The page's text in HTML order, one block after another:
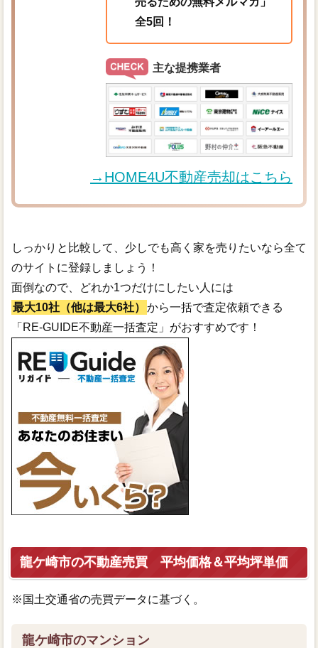
全5回！
主な提携業者
→HOME4U不動産売却はこちら
しっかりと比較して、少しでも高く家を売りたいなら全て
のサイトに登録しましょう！
面倒なので、どれか1つだけにしたい人には
最大10社（他は最大6社）
から一括で査定依頼できる
「RE-GUIDE不動産一括査定」がおすすめです！
龍ケ崎市の不動産売買 平均価格＆平均坪単価
※国土交通省の売買データに基づく。
龍ケ崎市のマンション